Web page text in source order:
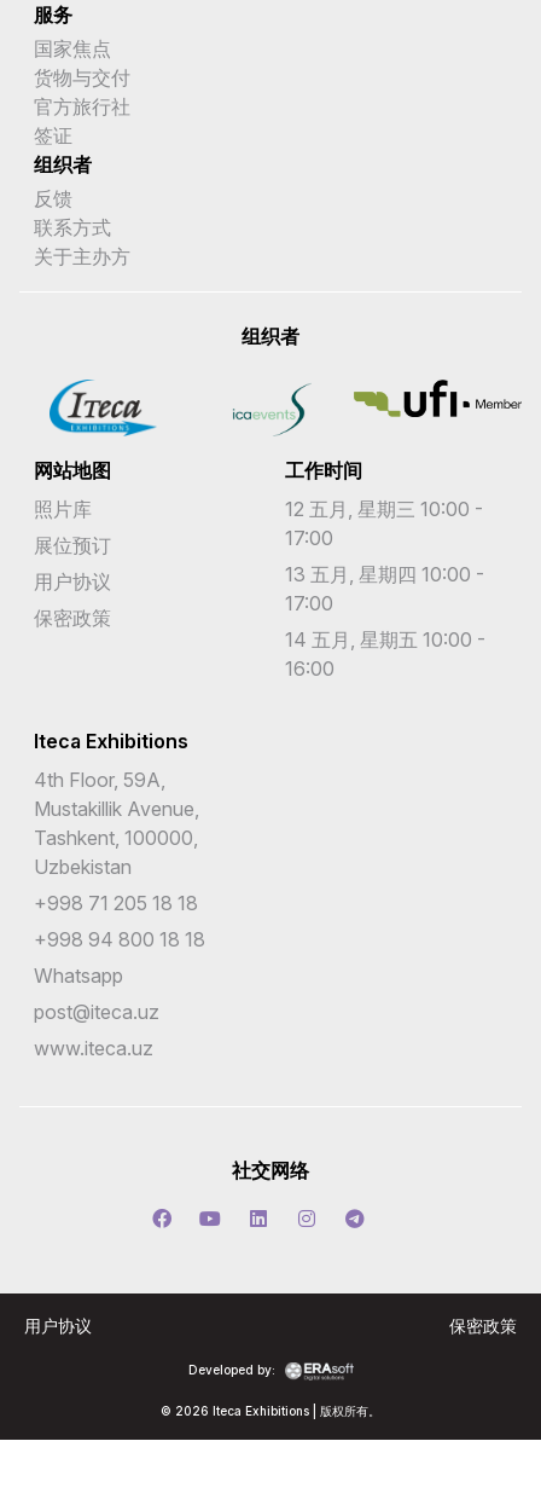
服务
国家焦点
货物与交付
官方旅行社
签证
组织者
反馈
联系方式
关于主办方
组织者
网站地图
照片库
展位预订
用户协议
保密政策
工作时间
12 五月, 星期三 10:00 -
17:00
13 五月, 星期四 10:00 -
17:00
14 五月, 星期五 10:00 -
16:00
Iteca Exhibitions
4th Floor, 59A,
Mustakillik Avenue,
Tashkent, 100000,
Uzbekistan
+998 71 205 18 18
+998 94 800 18 18
Whatsapp
post@iteca.uz
www.iteca.uz
社交网络
© 2026 Iteca Exhibitions | 版权所有。
Developed by:
用户协议 保密政策